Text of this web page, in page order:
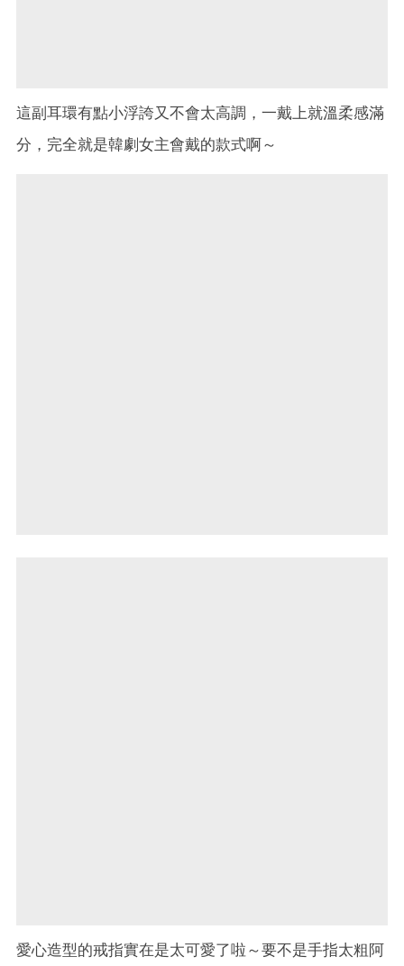
這副耳環有點小浮誇又不會太高調，一戴上就溫柔感滿
分，完全就是韓劇女主會戴的款式啊～
愛心造型的戒指實在是太可愛了啦～要不是手指太粗阿